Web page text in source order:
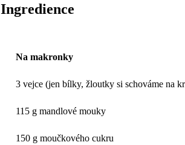
Ingredience
Na makronky
3 vejce (jen bílky, žloutky si schováme na
115 g mandlové mouky
150 g moučkového cukru